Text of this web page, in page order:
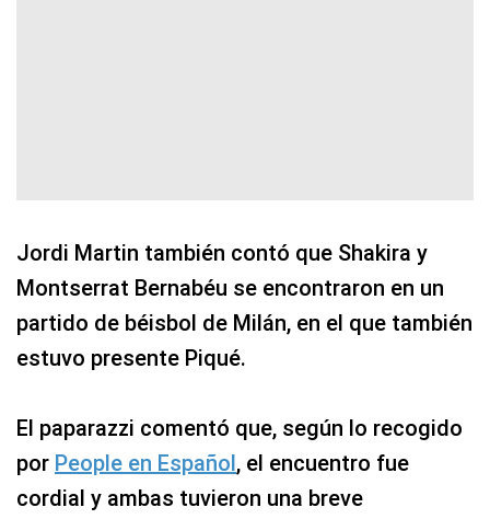
Jordi Martin también contó que Shakira y
Montserrat Bernabéu se encontraron en un
partido de béisbol de Milán, en el que también
estuvo presente Piqué.
El paparazzi comentó que, según lo recogido
por People en Español , el encuentro fue
cordial y ambas tuvieron una breve